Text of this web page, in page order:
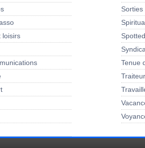
loisirs
Spotted
Tenue